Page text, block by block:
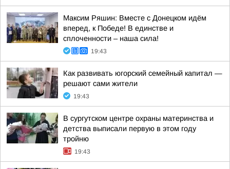
Максим Ряшин: Вместе с Донецком идём
вперед, к Победе! В единстве и
сплоченности – наша сила!
19:43
Как развивать югорский семейный капитал —
решают сами жители
19:43
В сургутском центре охраны материнства и
детства выписали первую в этом году
тройню
19:43